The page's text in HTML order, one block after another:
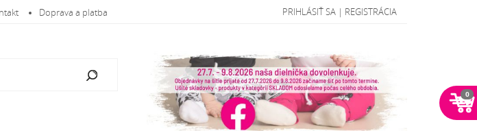
Doprava a platba PRIHLÁSIŤ SA | REGISTRÁCIA
0